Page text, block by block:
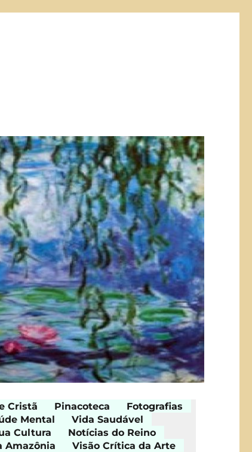
Cristã Pinacoteca
Fotografias
Mental
Vida Saudável
Cultura
Notícias do Reino
Amazônia
Visão Crítica da Arte